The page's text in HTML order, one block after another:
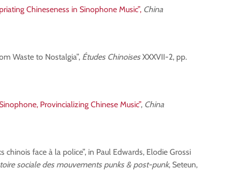
Chineseness in Sinophone Music”, China
Waste to Nostalgia”, Études ChinoisesXXXVII-2, pp.
Provincializing Chinese Music”, China
chinois face à la police”, in Paul Edwards, Elodie Grossi
sociale des mouvements punks & post-punk, Seteun,